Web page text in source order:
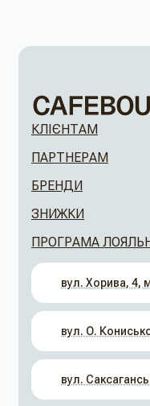
КЛІЄНТАМ
ПАРТНЕРАМ
БРЕНДИ
ЗНИЖКИ
ПРОГРАМА
вул. Хорива, 4,
вул. О.
вул.